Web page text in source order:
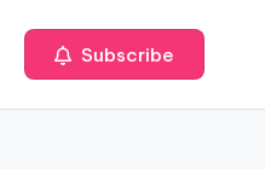
Subscribe